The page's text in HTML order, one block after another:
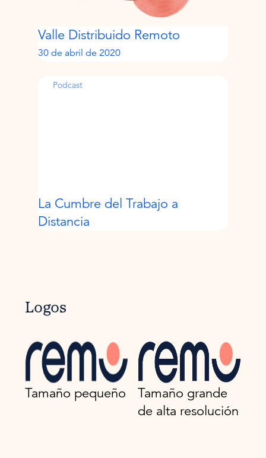
Valle Distribuido Remoto
30 de abril de 2020
Podcast
La Cumbre del Trabajo a
Distancia
Logos
Tamaño pequeño
Tamaño grande
de alta resolución